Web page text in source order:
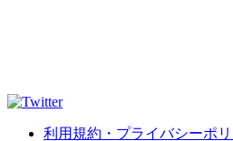
利用規約・プライバシーポ